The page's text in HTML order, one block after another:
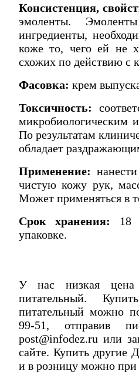
Консистенция,
эмоленты.
ингредиенты,
коже то, чего ей не
схожих по действию с
Фасовка: крем
Токсичность:
микробиологическим
По результатам
обладает
Применение:
чистую кожу рук,
Может применяться в
Срок хранения: 18
упаковке.
У нас низкая
питательный.
питательный можно
99-51, отправив
post@infodez.ru или
сайте. Купить другие
и в розницу можно